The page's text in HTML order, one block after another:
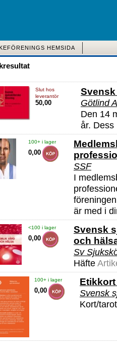
HEMSIDA
Slut hos
leverantör
50,00
Götlind
Den 14
år.
100+ i lager
0,00
SSF
I
är med i
<100 i lager
0,00
Svensk
och
Sv
Häfte
100+ i lager
0,00
Svensk
Kort/